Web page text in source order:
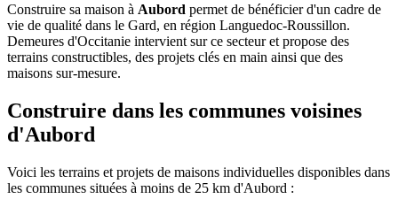
Construire sa maison à Aubord permet de bénéficier d'un cadre de
vie de qualité dans le Gard, en région Languedoc-Roussillon.
Demeures d'Occitanie intervient sur ce secteur et propose des
terrains constructibles, des projets clés en main ainsi que des
maisons sur-mesure.
Construire dans les communes voisines
d'Aubord
Voici les terrains et projets de maisons individuelles disponibles dans
les communes situées à moins de 25 km d'Aubord :